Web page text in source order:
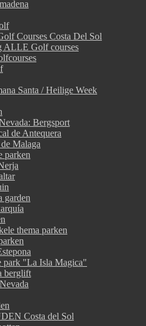
Courses Costa Del Sol
ALLE Golf courses
Santa / Heilige Week
Bergsport
de Antequera
Malaga
parken
garden
thema parken
park "La Isla Magica"
berglift
Costa del Sol